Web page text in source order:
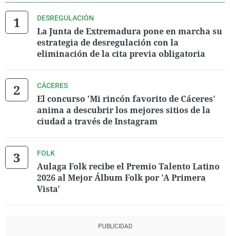
DESREGULACIÓN
La Junta de Extremadura pone en marcha su
estrategia de desregulación con la
eliminación de la cita previa obligatoria
CÁCERES
El concurso 'Mi rincón favorito de Cáceres'
anima a descubrir los mejores sitios de la
ciudad a través de Instagram
FOLK
Aulaga Folk recibe el Premio Talento Latino
2026 al Mejor Álbum Folk por 'A Primera
Vista'